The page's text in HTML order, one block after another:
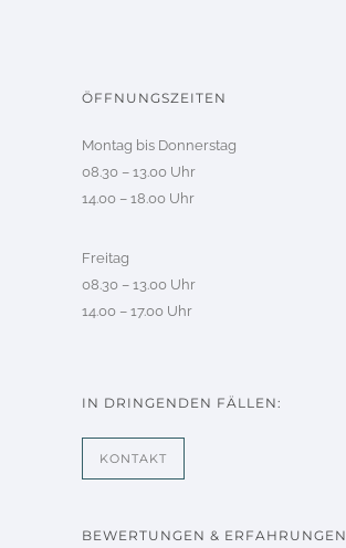
ÖFFNUNGSZEITEN
Montag bis Donnerstag
08.30 – 13.00 Uhr
14.00 – 18.00 Uhr
Freitag
08.30 – 13.00 Uhr
14.00 – 17.00 Uhr
IN DRINGENDEN FÄLLEN:
KONTAKT
BEWERTUNGEN & ERFAHRUNGEN